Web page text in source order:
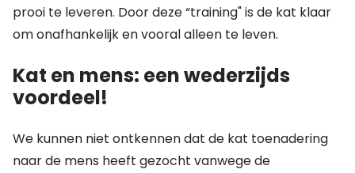
prooi te leveren. Door deze “training" is de kat klaar
om onafhankelijk en vooral alleen te leven.
Kat en mens: een wederzijds
voordeel!
We kunnen niet ontkennen dat de kat toenadering
naar de mens heeft gezocht vanwege de